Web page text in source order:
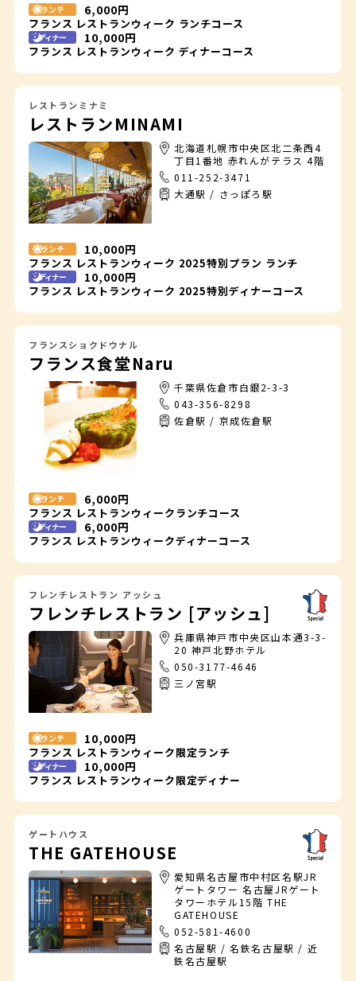
ランチ
フランス レストランウィーク ランチコース
6,000円
ディナー
フランス レストランウィーク ディナーコース
10,000円
レストランMINAMI
レストランミナミ
北海道札幌市中央区北二条西4
丁目1番地 赤れんがテラス 4階
011-252-3471
大通駅 / さっぽろ駅
ランチ
フランス レストランウィーク 2025特別プラン ランチ
10,000円
ディナー
フランス レストランウィーク 2025特別ディナーコース
10,000円
フランス食堂Naru
フランスショクドウナル
千葉県佐倉市白銀2-3-3
043-356-8298
佐倉駅 / 京成佐倉駅
ランチ
フランス レストランウィークランチコース
6,000円
ディナー
フランス レストランウィークディナーコース
6,000円
フレンチレストラン [アッシュ]
フレンチレストラン アッシュ
兵庫県神戸市中央区山本通3-3-
20 神戸北野ホテル
050-3177-4646
三ノ宮駅
ランチ
フランス レストランウィーク限定ランチ
10,000円
ディナー
フランス レストランウィーク限定ディナー
10,000円
THE GATEHOUSE
ゲートハウス
愛知県名古屋市中村区名駅JR
ゲートタワー 名古屋JRゲート
タワーホテル15階 THE
GATEHOUSE
052-581-4600
名古屋駅 / 名鉄名古屋駅 / 近
鉄名古屋駅